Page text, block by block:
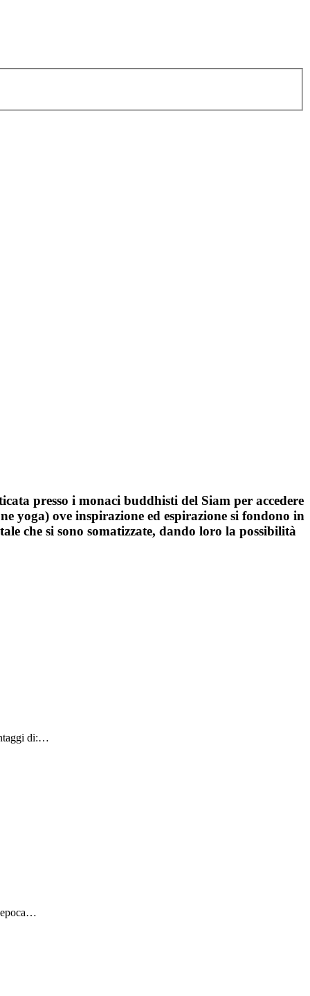
presso i monaci buddhisti del Siam per accedere
yoga) ove inspirazione ed espirazione si fondono in
che si sono somatizzate, dando loro la possibilità
di:…